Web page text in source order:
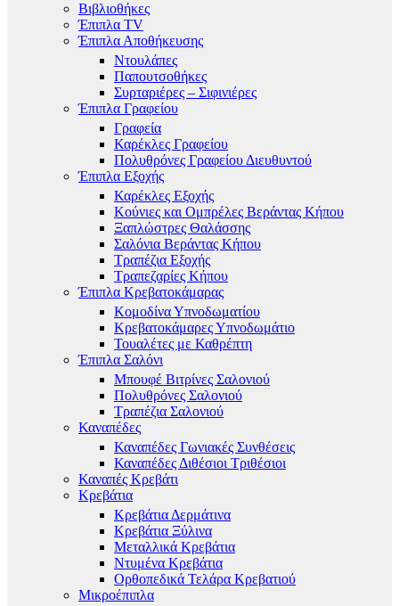
Βιβλιοθήκες
Έπιπλα TV
Έπιπλα Αποθήκευσης
Ντουλάπες
Παπουτσοθήκες
Συρταριέρες – Σιφινιέρες
Έπιπλα Γραφείου
Γραφεία
Καρέκλες Γραφείου
Πολυθρόνες Γραφείου Διευθυντού
Έπιπλα Εξοχής
Καρέκλες Εξοχής
Κούνιες και Ομπρέλες Βεράντας Κήπου
Ξαπλώστρες Θαλάσσης
Σαλόνια Βεράντας Κήπου
Τραπέζια Εξοχής
Τραπεζαρίες Κήπου
Έπιπλα Κρεβατοκάμαρας
Κομοδίνα Υπνοδωματίου
Κρεβατοκάμαρες Υπνοδωμάτιο
Τουαλέτες με Καθρέπτη
Έπιπλα Σαλόνι
Μπουφέ Βιτρίνες Σαλονιού
Πολυθρόνες Σαλονιού
Τραπέζια Σαλονιού
Καναπέδες
Καναπέδες Γωνιακές Συνθέσεις
Καναπέδες Διθέσιοι Τριθέσιοι
Καναπές Κρεβάτι
Κρεβάτια
Κρεβάτια Δερμάτινα
Κρεβάτια Ξύλινα
Μεταλλικά Κρεβάτια
Ντυμένα Κρεβάτια
Ορθοπεδικά Τελάρα Κρεβατιού
Μικροέπιπλα